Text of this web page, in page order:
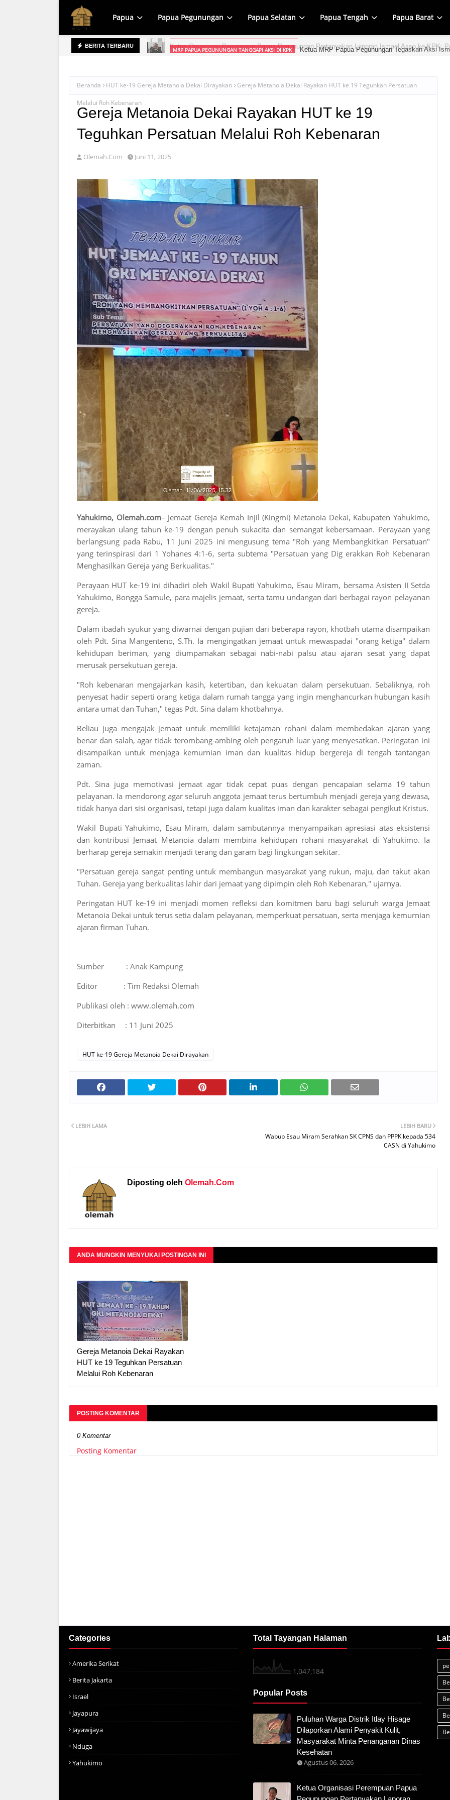
Papua Papua Pegunungan Papua Selatan Papua Tengah Papua Barat
BERITA TERBARU MRP PAPUA PEGUNUNGAN TANGGAPI AKSI DI KPK Ketua MRP Papua Pegunungan Tegaskan Aksi
Beranda HUT ke-19 Gereja Metanoia Dekai Dirayakan Gereja Metanoia Dekai Rayakan HUT ke 19 Teguhkan Persatuan
Melalui Roh Kebenaran
Gereja Metanoia Dekai Rayakan HUT ke 19
Teguhkan Persatuan Melalui Roh Kebenaran
Olemah.Com Juni 11, 2025
Yahukimo, Olemah.com– Jemaat Gereja Kemah Injil (Kingmi) Metanoia Dekai, Kabupaten Yahukimo,
merayakan ulang tahun ke-19 dengan penuh sukacita dan semangat kebersamaan. Perayaan yang
berlangsung pada Rabu, 11 Juni 2025 ini mengusung tema "Roh yang Membangkitkan Persatuan"
yang terinspirasi dari 1 Yohanes 4:1-6, serta subtema "Persatuan yang Dig erakkan Roh Kebenaran
Menghasilkan Gereja yang Berkualitas."
Perayaan HUT ke-19 ini dihadiri oleh Wakil Bupati Yahukimo, Esau Miram, bersama Asisten II Setda
Yahukimo, Bongga Samule, para majelis jemaat, serta tamu undangan dari berbagai rayon pelayanan
gereja.
Dalam ibadah syukur yang diwarnai dengan pujian dari beberapa rayon, khotbah utama disampaikan
oleh Pdt. Sina Mangenteno, S.Th. Ia mengingatkan jemaat untuk mewaspadai "orang ketiga" dalam
kehidupan beriman, yang diumpamakan sebagai nabi-nabi palsu atau ajaran sesat yang dapat
merusak persekutuan gereja.
"Roh kebenaran mengajarkan kasih, ketertiban, dan kekuatan dalam persekutuan. Sebaliknya, roh
penyesat hadir seperti orang ketiga dalam rumah tangga yang ingin menghancurkan hubungan kasih
antara umat dan Tuhan," tegas Pdt. Sina dalam khotbahnya.
Beliau juga mengajak jemaat untuk memiliki ketajaman rohani dalam membedakan ajaran yang
benar dan salah, agar tidak terombang-ambing oleh pengaruh luar yang menyesatkan. Peringatan ini
disampaikan untuk menjaga kemurnian iman dan kualitas hidup bergereja di tengah tantangan
zaman.
Pdt. Sina juga memotivasi jemaat agar tidak cepat puas dengan pencapaian selama 19 tahun
pelayanan. Ia mendorong agar seluruh anggota jemaat terus bertumbuh menjadi gereja yang dewasa,
tidak hanya dari sisi organisasi, tetapi juga dalam kualitas iman dan karakter sebagai pengikut Kristus.
Wakil Bupati Yahukimo, Esau Miram, dalam sambutannya menyampaikan apresiasi atas eksistensi
dan kontribusi Jemaat Metanoia dalam membina kehidupan rohani masyarakat di Yahukimo. Ia
berharap gereja semakin menjadi terang dan garam bagi lingkungan sekitar.
"Persatuan gereja sangat penting untuk membangun masyarakat yang rukun, maju, dan takut akan
Tuhan. Gereja yang berkualitas lahir dari jemaat yang dipimpin oleh Roh Kebenaran," ujarnya.
Peringatan HUT ke-19 ini menjadi momen refleksi dan komitmen baru bagi seluruh warga Jemaat
Metanoia Dekai untuk terus setia dalam pelayanan, memperkuat persatuan, serta menjaga kemurnian
ajaran firman Tuhan.
Sumber
: Anak Kampung
Editor
: Tim Redaksi Olemah
Publikasi oleh : www.olemah.com
Diterbitkan
: 11 Juni 2025
HUT ke-19 Gereja Metanoia Dekai Dirayakan
LEBIH BARU
Wabup Esau Miram Serahkan SK CPNS dan PPPK kepada 534
CASN di Yahukimo
LEBIH LAMA
Diposting oleh Olemah.Com
ANDA MUNGKIN MENYUKAI POSTINGAN INI
Gereja Metanoia Dekai Rayakan
HUT ke 19 Teguhkan Persatuan
Melalui Roh Kebenaran
POSTING KOMENTAR
0 Komentar
Posting Komentar
Categories
Amerika Serikat
Berita Jakarta
Israel
Jayapura
Jayawijaya
Nduga
Yahukimo
Total Tayangan Halaman
1,047,184
Popular Posts
Puluhan Warga Distrik Itlay Hisage
Dilaporkan Alami Penyakit Kulit,
Masyarakat Minta Penanganan Dinas
Kesehatan
Agustus 06, 2026
Ketua Organisasi Perempuan Papua